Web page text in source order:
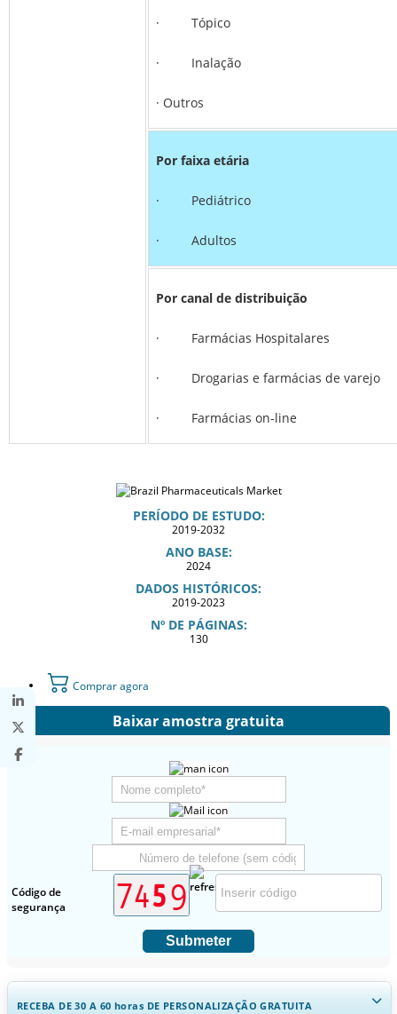
· Tópico
· Inalação
· Outros
Por faixa etária
· Pediátrico
· Adultos
Por canal de distribuição
· Farmácias Hospitalares
· Drogarias e farmácias de varejo
· Farmácias on-line
PERÍODO DE ESTUDO:
2019-2032
ANO BASE:
2024
DADOS HISTÓRICOS:
2019-2023
Nº DE PÁGINAS:
130
Comprar agora
Baixar amostra gratuita
Código de
segurança
Submeter
RECEBA DE 30 A 60 horas DE PERSONALIZAÇÃO GRATUITA